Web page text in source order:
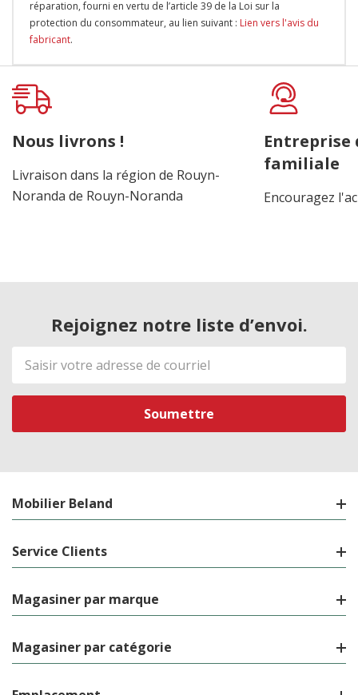
réparation, fourni en vertu de l’article 39 de la Loi sur la
protection du consommateur, au lien suivant : Lien vers l'avis du
fabricant.
Onglet
personnalisé
Nous livrons !
Livraison dans la région de Rouyn-
Noranda de Rouyn-Noranda
Entreprise
familiale
Encouragez
Rejoignez notre liste d’envoi.
Adresse
de
courriel
Mobilier Beland
Service Clients
Magasiner par marque
Magasiner par catégorie